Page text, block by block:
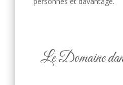
Le Domaine